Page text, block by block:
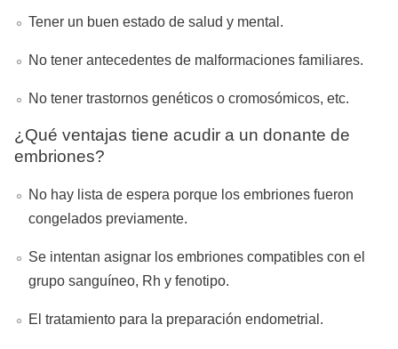
Tener un buen estado de salud y mental.
No tener antecedentes de malformaciones familiares.
No tener trastornos genéticos o cromosómicos, etc.
¿Qué ventajas tiene acudir a un donante de
embriones?
No hay lista de espera porque los embriones fueron
congelados previamente.
Se intentan asignar los embriones compatibles con el
grupo sanguíneo, Rh y fenotipo.
El tratamiento para la preparación endometrial.